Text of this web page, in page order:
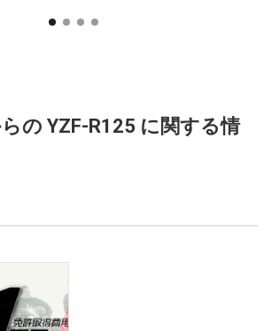
の YZF-R125 に関する情